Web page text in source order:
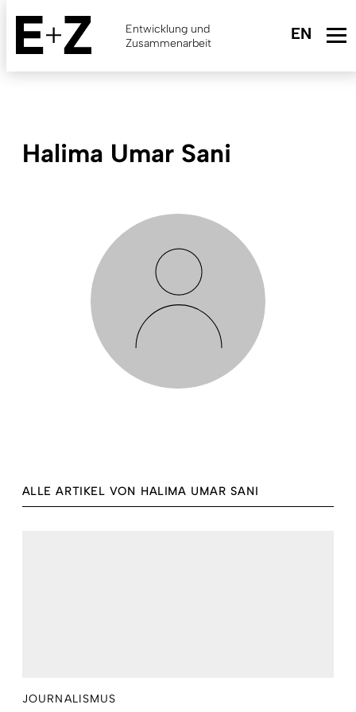
Skip
main
content
Entwicklung und
Zusammenarbeit
Halima Umar Sani
ALLE ARTIKEL VON HALIMA UMAR SANI
JOURNALISMUS